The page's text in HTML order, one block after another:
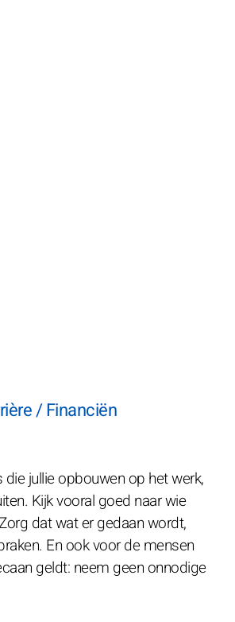
/ Financiën
jullie opbouwen op het werk,
Kijk vooral goed naar wie
dat wat er gedaan wordt,
En ook voor de mensen
geldt: neem geen onnodige